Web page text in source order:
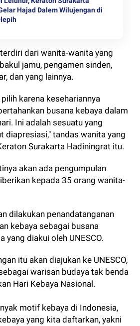
Hajad Dalem Wilujengan di
dari wanita-wanita yang
jamu, pengamen sinden,
dan yang lainnya.
karena kesehariannya
busana kebaya dalam
Ini adalah sesuatu yang
diapresiasi," tandas wanita yang
Surakarta Hadiningrat itu.
akan ada pengumpulan
kepada 35 orang wanita-
dilakukan penandatanganan
kebaya sebagai busana
yang diakui oleh UNESCO.
itu akan diajukan ke UNESCO,
warisan budaya tak benda
Hari Kebaya Nasional.
motif kebaya di Indonesia,
yang kita daftarkan, yakni